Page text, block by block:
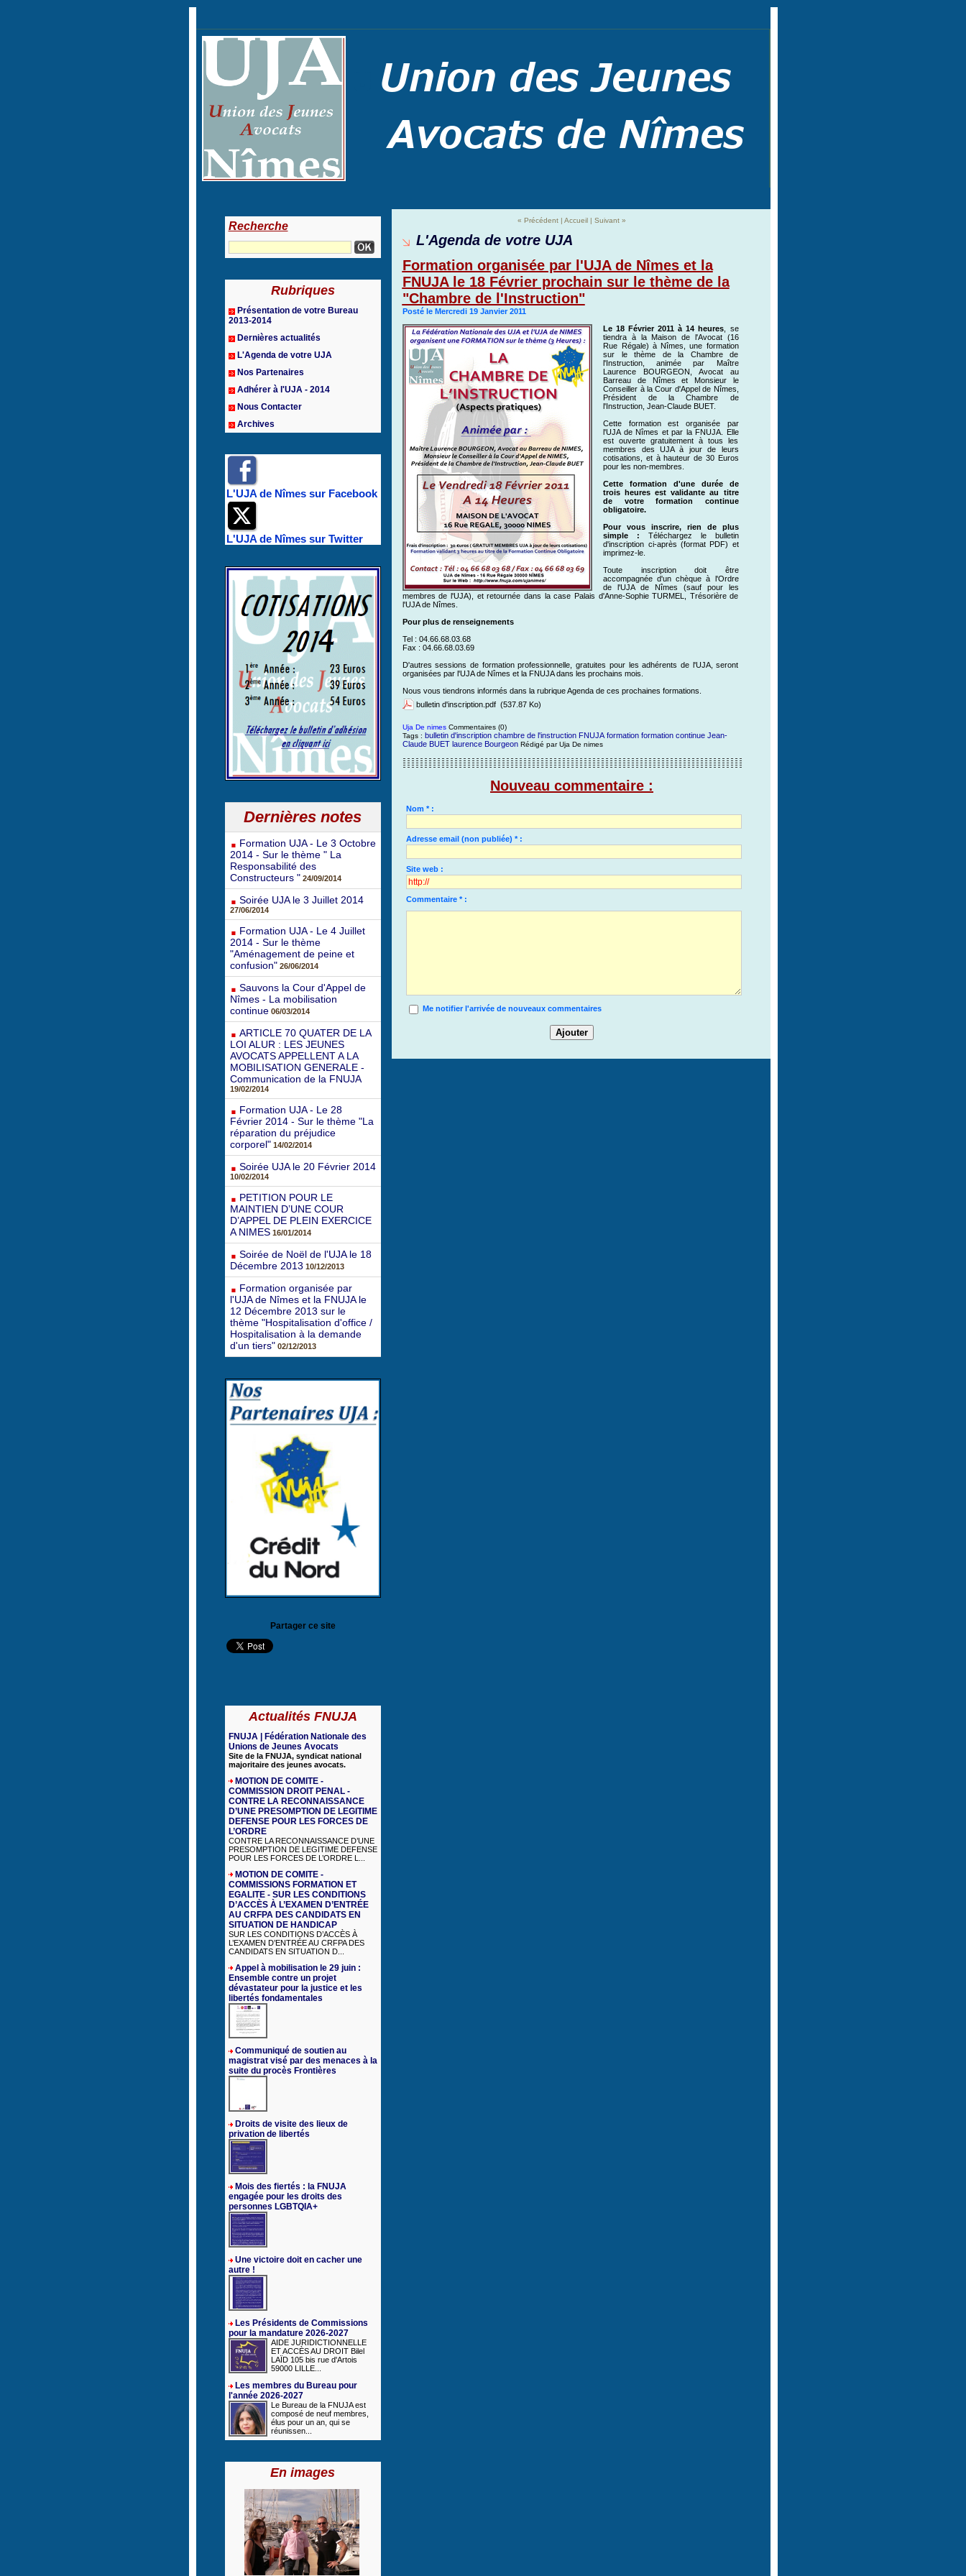
Recherche
Rubriques
Présentation de votre Bureau
2013-2014
Dernières actualités
L'Agenda de votre UJA
Nos Partenaires
Adhérer à l'UJA - 2014
Nous Contacter
Archives
L'UJA de Nîmes sur Facebook
L'UJA de Nîmes sur Twitter
Dernières notes
Formation UJA - Le 3 Octobre
2014 - Sur le thème " La
Responsabilité des
Constructeurs " 24/09/2014
Soirée UJA le 3 Juillet 2014
27/06/2014
Formation UJA - Le 4 Juillet
2014 - Sur le thème
"Aménagement de peine et
confusion" 26/06/2014
Sauvons la Cour d'Appel de
Nîmes - La mobilisation
continue 06/03/2014
ARTICLE 70 QUATER DE LA
LOI ALUR : LES JEUNES
AVOCATS APPELLENT A LA
MOBILISATION GENERALE -
Communication de la FNUJA
19/02/2014
Formation UJA - Le 28
Février 2014 - Sur le thème "La
réparation du préjudice
corporel" 14/02/2014
Soirée UJA le 20 Février 2014
10/02/2014
PETITION POUR LE
MAINTIEN D’UNE COUR
D’APPEL DE PLEIN EXERCICE
A NIMES 16/01/2014
Soirée de Noël de l'UJA le 18
Décembre 2013 10/12/2013
Formation organisée par
l'UJA de Nîmes et la FNUJA le
12 Décembre 2013 sur le
thème "Hospitalisation d'office /
Hospitalisation à la demande
d'un tiers" 02/12/2013
Partager ce site
Actualités FNUJA
FNUJA | Fédération Nationale des
Unions de Jeunes Avocats
Site de la FNUJA, syndicat national
majoritaire des jeunes avocats.
MOTION DE COMITE -
COMMISSION DROIT PENAL -
CONTRE LA RECONNAISSANCE
D’UNE PRESOMPTION DE LEGITIME
DEFENSE POUR LES FORCES DE
L’ORDRE
CONTRE LA RECONNAISSANCE D’UNE
PRESOMPTION DE LEGITIME DEFENSE
POUR LES FORCES DE L’ORDRE L...
MOTION DE COMITE -
COMMISSIONS FORMATION ET
EGALITE - SUR LES CONDITIONS
D’ACCÈS À L’EXAMEN D’ENTRÉE
AU CRFPA DES CANDIDATS EN
SITUATION DE HANDICAP
SUR LES CONDITIONS D’ACCÈS À
L’EXAMEN D’ENTRÉE AU CRFPA DES
CANDIDATS EN SITUATION D...
Appel à mobilisation le 29 juin :
Ensemble contre un projet
dévastateur pour la justice et les
libertés fondamentales
Communiqué de soutien au
magistrat visé par des menaces à la
suite du procès Frontières
Droits de visite des lieux de
privation de libertés
Mois des fiertés : la FNUJA
engagée pour les droits des
personnes LGBTQIA+
Une victoire doit en cacher une
autre !
Les Présidents de Commissions
pour la mandature 2026-2027
AIDE JURIDICTIONNELLE
ET ACCÈS AU DROIT Bilel
LAÏD 105 bis rue d'Artois
59000 LILLE...
Les membres du Bureau pour
l'année 2026-2027
Le Bureau de la FNUJA est
composé de neuf membres,
élus pour un an, qui se
réunissen...
En images
« Précédent | Accueil | Suivant »
L'Agenda de votre UJA
Formation organisée par l'UJA de Nîmes et la
FNUJA le 18 Février prochain sur le thème de la
"Chambre de l'Instruction"
Posté le Mercredi 19 Janvier 2011
Le 18 Février 2011 à 14 heures , se
tiendra à la Maison de l'Avocat (16
Rue Régale) à Nîmes, une formation
sur le thème de la Chambre de
l'Instruction, animée par Maître
Laurence BOURGEON, Avocat au
Barreau de Nîmes et Monsieur le
Conseiller à la Cour d'Appel de Nîmes,
Président de la Chambre de
l'Instruction, Jean-Claude BUET.
Cette formation est organisée par
l'UJA de Nîmes et par la FNUJA. Elle
est ouverte gratuitement à tous les
membres des UJA à jour de leurs
cotisations, et à hauteur de 30 Euros
pour les non-membres.
Cette formation d'une durée de
trois heures est validante au titre
de votre formation continue
obligatoire.
Pour vous inscrire, rien de plus
simple : Téléchargez le bulletin
d'inscription ci-après (format PDF) et
imprimez-le.
Toute inscription doit être
accompagnée d'un chèque à l'Ordre
de l'UJA de Nîmes (sauf pour les
membres de l'UJA), et retournée dans la case Palais d'Anne-Sophie TURMEL, Trésorière de
l'UJA de Nîmes.
Pour plus de renseignements
Tel : 04.66.68.03.68
Fax : 04.66.68.03.69
D'autres sessions de formation professionnelle, gratuites pour les adhérents de l'UJA, seront
organisées par l'UJA de Nîmes et la FNUJA dans les prochains mois.
Nous vous tiendrons informés dans la rubrique Agenda de ces prochaines formations.
bulletin d'inscription.pdf (537.87 Ko)
Uja De nimes Commentaires (0)
Tags : bulletin d'inscription chambre de l'instruction FNUJA formation formation continue Jean-
Claude BUET laurence Bourgeon Rédigé par Uja De nimes
Nouveau commentaire :
Nom * :
Adresse email (non publiée) * :
Site web :
Commentaire * :
Me notifier l'arrivée de nouveaux commentaires